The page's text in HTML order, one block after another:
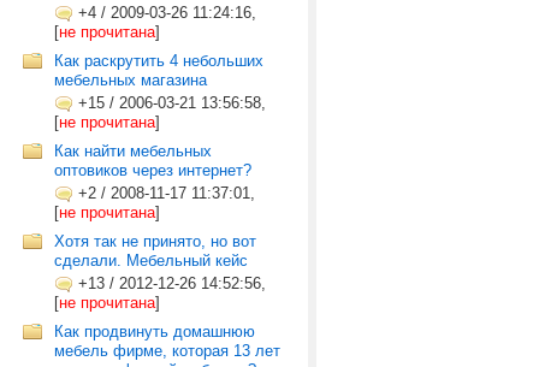
+4 / 2009-03-26 11:24:16,
[не прочитана]
Как раскрутить 4 небольших
мебельных магазина
+15 / 2006-03-21 13:56:58,
[не прочитана]
Как найти мебельных
оптовиков через интернет?
+2 / 2008-11-17 11:37:01,
[не прочитана]
Хотя так не принято, но вот
сделали. Мебельный кейс
+13 / 2012-12-26 14:52:56,
[не прочитана]
Как продвинуть домашнюю
мебель фирме, которая 13 лет